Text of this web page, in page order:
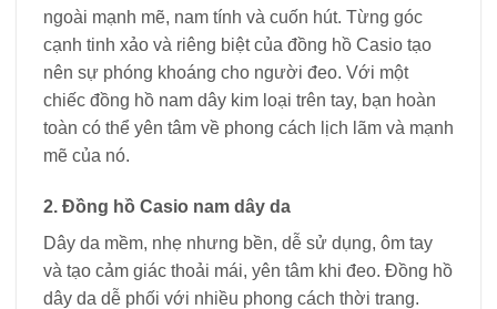
ngoài mạnh mẽ, nam tính và cuốn hút. Từng góc
cạnh tinh xảo và riêng biệt của đồng hồ Casio tạo
nên sự phóng khoáng cho người đeo. Với một
chiếc đồng hồ nam dây kim loại trên tay, bạn hoàn
toàn có thể yên tâm về phong cách lịch lãm và mạnh
mẽ của nó.
2. Đồng hồ Casio nam dây da
Dây da mềm, nhẹ nhưng bền, dễ sử dụng, ôm tay
và tạo cảm giác thoải mái, yên tâm khi đeo. Đồng hồ
dây da dễ phối với nhiều phong cách thời trang.